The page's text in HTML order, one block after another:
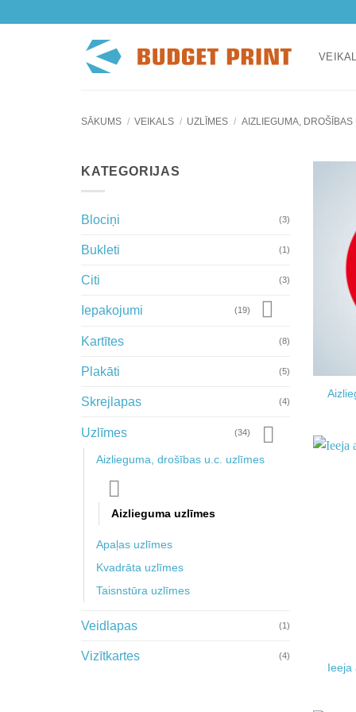
SĀKUMS / VEIKALS / UZLĪMES / AIZLIEGUMA, DROŠĪBAS
KATEGORIJAS
Blociņi (3)
Bukleti (1)
Citi (3)
Iepakojumi (19)
Kartītes (8)
Plakāti (5)
Skrejlapas (4)
Uzlīmes (34)
Aizlieguma, drošības u.c. uzlīmes
Aizlieguma uzlīmes
Apaļas uzlīmes
Kvadrāta uzlīmes
Taisnstūra uzlīmes
Veidlapas (1)
Vizītkartes (4)
Ieeja